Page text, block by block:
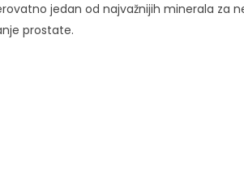
jedan od najvažnijih minerala
prostate.